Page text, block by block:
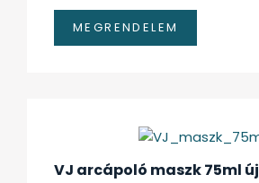
VJ arcápoló maszk 75ml új